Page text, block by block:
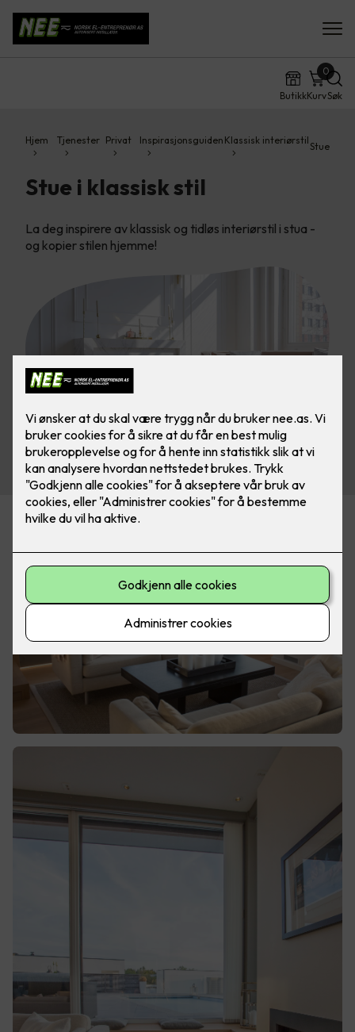
ButikkKurv
0
Søk
Hjem Tjenester Privat Inspirasjonsguiden Klassisk interiørstil
Stue
Stue i klassisk stil
La deg inspirere av klassisk og tidløs interiørstil i stua -
og kopier stilen hjemme!